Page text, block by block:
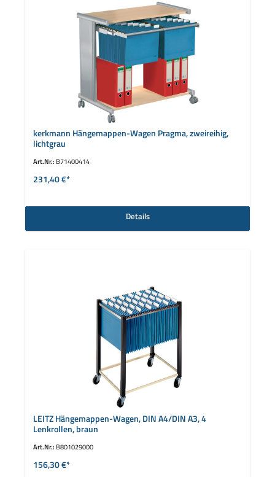
kerkmann Hängemappen-Wagen Pragma, zweireihig,
lichtgrau
Art.Nr.: B71400414
231,40 €*
Details
LEITZ Hängemappen-Wagen, DIN A4/DIN A3, 4
Lenkrollen, braun
Art.Nr.: B801029000
156,30 €*